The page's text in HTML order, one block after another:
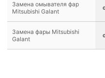
Замена омывателя фар
Mitsubishi Galant
Замена фары Mitsubishi
Galant